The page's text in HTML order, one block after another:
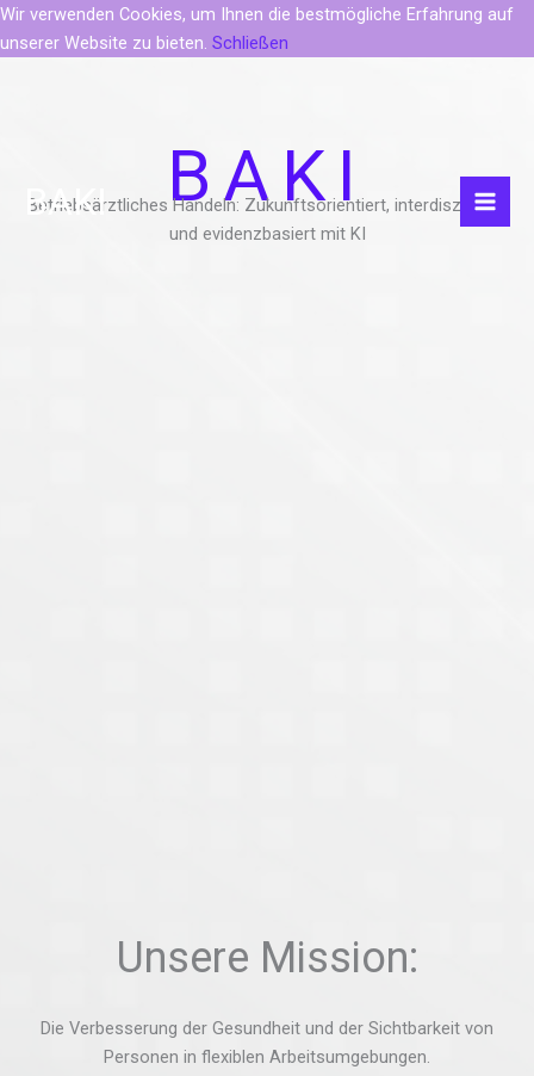
Wir verwenden Cookies, um Ihnen die bestmögliche Erfahrung auf
unserer Website zu bieten. Schließen
BAKI BAKI
Betriebsärztliches Handeln: Zukunftsorientiert, interdisziplinär
und evidenzbasiert mit KI
Unsere Mission:
Die Verbesserung der Gesundheit und der Sichtbarkeit von
Personen in flexiblen Arbeitsumgebungen.